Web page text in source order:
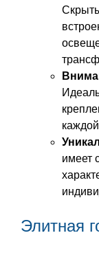
имеет
Элитная